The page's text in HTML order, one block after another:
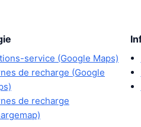
service (Google Maps)
de recharge (Google
de recharge